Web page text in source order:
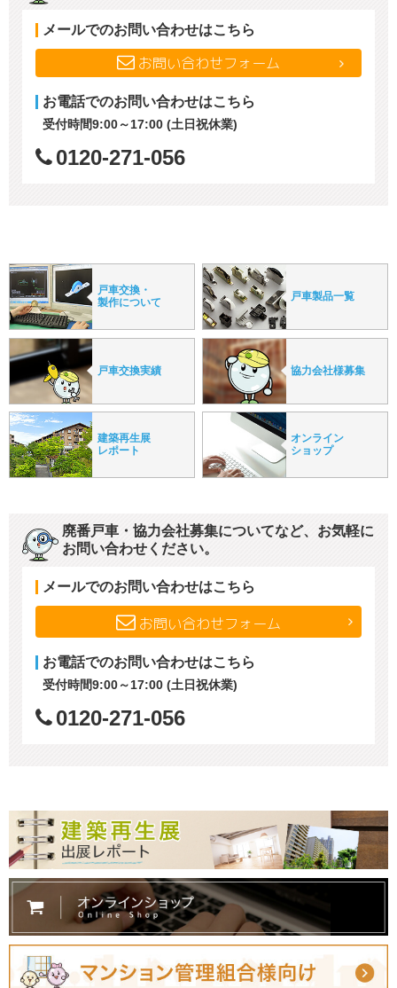
メールでのお問い合わせはこちら
お問い合わせフォーム
お電話でのお問い合わせはこちら
受付時間9:00～17:00 (土日祝休業)
0120-271-056
戸車交換・
製作について
戸車製品一覧
戸車交換実績 協力会社様募集
建築再生展
レポート
オンライン
ショップ
廃番戸車・協力会社募集についてなど、お気軽に
お問い合わせください。
メールでのお問い合わせはこちら
お問い合わせフォーム
お電話でのお問い合わせはこちら
受付時間9:00～17:00 (土日祝休業)
0120-271-056